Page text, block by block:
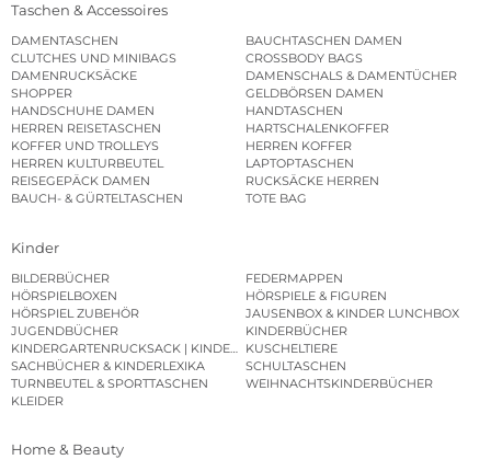
Taschen & Accessoires
DAMENTASCHEN
BAUCHTASCHEN DAMEN
CLUTCHES UND MINIBAGS
CROSSBODY BAGS
DAMENRUCKSÄCKE
DAMENSCHALS & DAMENTÜCHER
SHOPPER
GELDBÖRSEN DAMEN
HANDSCHUHE DAMEN
HANDTASCHEN
HERREN REISETASCHEN
HARTSCHALENKOFFER
KOFFER UND TROLLEYS
HERREN KOFFER
HERREN KULTURBEUTEL
LAPTOPTASCHEN
REISEGEPÄCK DAMEN
RUCKSÄCKE HERREN
BAUCH- & GÜRTELTASCHEN
TOTE BAG
Kinder
BILDERBÜCHER
FEDERMAPPEN
HÖRSPIELBOXEN
HÖRSPIELE & FIGUREN
HÖRSPIEL ZUBEHÖR
JAUSENBOX & KINDER LUNCHBOX
JUGENDBÜCHER
KINDERBÜCHER
KINDERGARTENRUCKSACK | KINDERGARTENBEUTEL
KUSCHELTIERE
SACHBÜCHER & KINDERLEXIKA
SCHULTASCHEN
TURNBEUTEL & SPORTTASCHEN
WEIHNACHTSKINDERBÜCHER
KLEIDER
Home & Beauty